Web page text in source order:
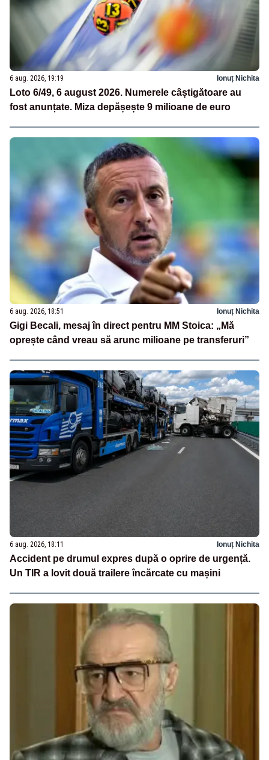
6 aug. 2026, 19:19 Ionuț Nichita
Loto 6/49, 6 august 2026. Numerele câștigătoare au
fost anunțate. Miza depășește 9 milioane de euro
6 aug. 2026, 18:51 Ionuț Nichita
Gigi Becali, mesaj în direct pentru MM Stoica: „Mă
oprește când vreau să arunc milioane pe transferuri”
6 aug. 2026, 18:11 Ionuț Nichita
Accident pe drumul expres după o oprire de urgență.
Un TIR a lovit două trailere încărcate cu mașini